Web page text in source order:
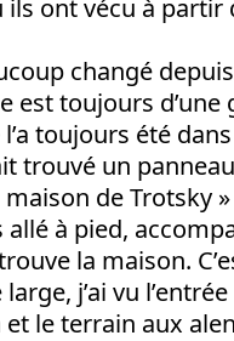
ont vécu à partir
changé
est toujours d’une
toujours été
trouvé un
maison de Trotsky
allé à pied,
la maison.
j’ai vu
le terrain aux